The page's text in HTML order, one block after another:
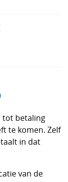
tot betaling
te komen. Zelf
in dat
van de